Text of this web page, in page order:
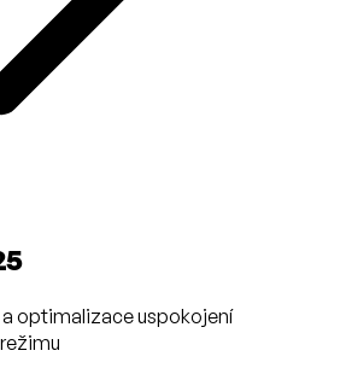
optimalizace uspokojení